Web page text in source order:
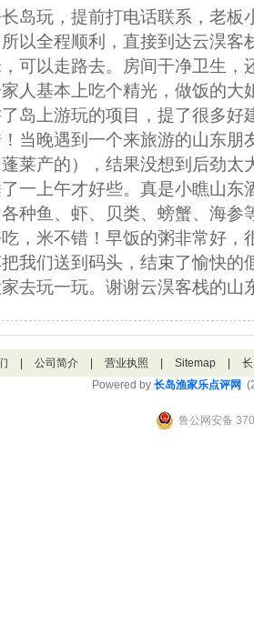
岛玩，提前打电话联系，老板
以全程顺利，直接到达云淏客
可以走路去。房间干净卫生，
人基本上吃个精光，做饭的大
岛上游玩的项目，提了很多好
当晚遇到一个来旅游的山东朋
莱产的），结果没想到后劲太
一上午才好些。真是小瞧山东
种鱼、虾、贝类、螃蟹、海参
，米不错！早饭的粥非常好，
我们送到码头，结束了愉快的
去玩一玩。谢谢云淏客栈的山
| 公司简介 | 营业执照 | Sitemap |
Powered by 长岛渔家乐点评网
鲁公网安备